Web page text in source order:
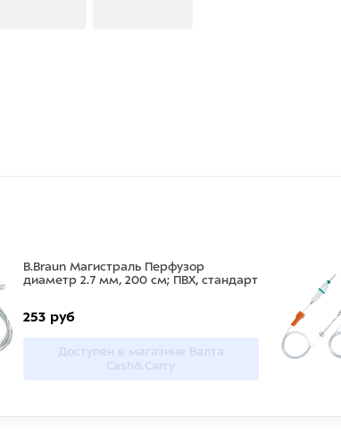
B.Braun Магистраль Перфузор
диаметр 2.7 мм, 200 см; ПВХ, стандарт
253 руб
Доступен в магазине Валта
Cash&Carry